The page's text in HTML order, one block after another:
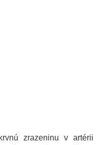
zrazeninu v artérii